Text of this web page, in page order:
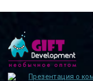
Презентация о